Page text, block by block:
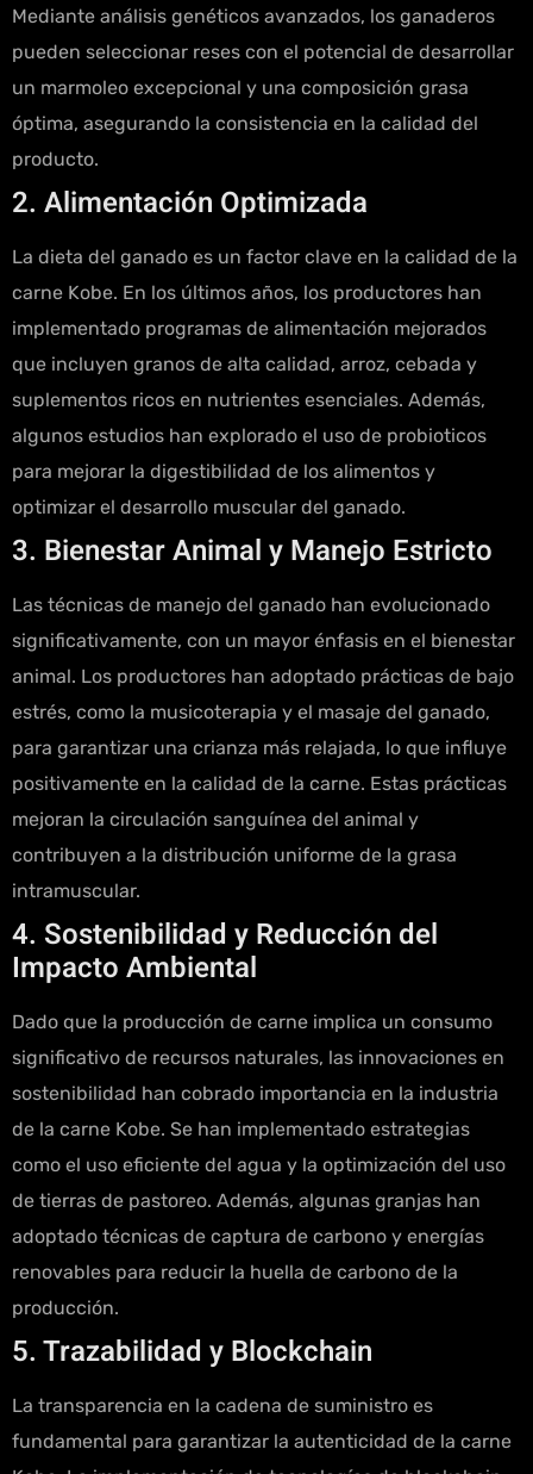
Mediante análisis genéticos avanzados, los ganaderos
pueden seleccionar reses con el potencial de desarrollar
un marmoleo excepcional y una composición grasa
óptima, asegurando la consistencia en la calidad del
producto.
2. Alimentación Optimizada
La dieta del ganado es un factor clave en la calidad de la
carne Kobe. En los últimos años, los productores han
implementado programas de alimentación mejorados
que incluyen granos de alta calidad, arroz, cebada y
suplementos ricos en nutrientes esenciales. Además,
algunos estudios han explorado el uso de probioticos
para mejorar la digestibilidad de los alimentos y
optimizar el desarrollo muscular del ganado.
3. Bienestar Animal y Manejo Estricto
Las técnicas de manejo del ganado han evolucionado
significativamente, con un mayor énfasis en el bienestar
animal. Los productores han adoptado prácticas de bajo
estrés, como la musicoterapia y el masaje del ganado,
para garantizar una crianza más relajada, lo que influye
positivamente en la calidad de la carne. Estas prácticas
mejoran la circulación sanguínea del animal y
contribuyen a la distribución uniforme de la grasa
intramuscular.
4. Sostenibilidad y Reducción del
Impacto Ambiental
Dado que la producción de carne implica un consumo
significativo de recursos naturales, las innovaciones en
sostenibilidad han cobrado importancia en la industria
de la carne Kobe. Se han implementado estrategias
como el uso eficiente del agua y la optimización del uso
de tierras de pastoreo. Además, algunas granjas han
adoptado técnicas de captura de carbono y energías
renovables para reducir la huella de carbono de la
producción.
5. Trazabilidad y Blockchain
La transparencia en la cadena de suministro es
fundamental para garantizar la autenticidad de la carne